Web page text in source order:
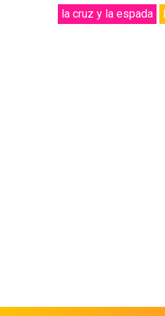
la cruz y la espada